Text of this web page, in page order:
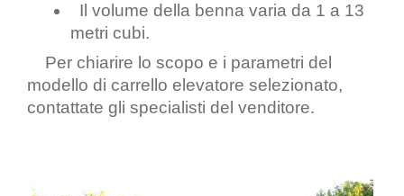
Il volume della benna varia da 1 a 13
metri cubi.
Per chiarire lo scopo e i parametri del
modello di carrello elevatore selezionato,
contattate gli specialisti del venditore.